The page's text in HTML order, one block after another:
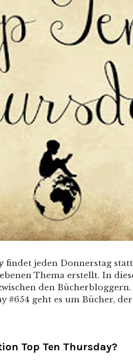
findet jeden Donnerstag
Thema erstellt. In
den
#654 geht es um Bücher,
Top Ten Thursday?